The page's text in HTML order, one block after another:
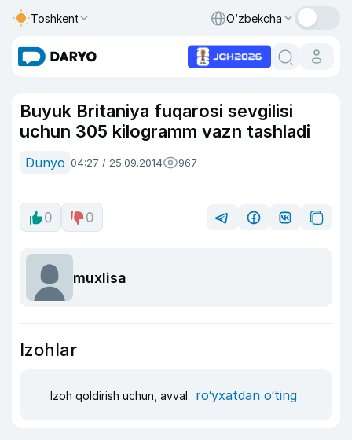
Toshkent O‘zbekcha
Buyuk Britaniya fuqarosi sevgilisi
uchun 305 kilogramm vazn tashladi
Dunyo 04:27 / 25.09.2014 967
0 0
muxlisa
Izohlar
Izoh qoldirish uchun, avval ro‘yxatdan o‘ting